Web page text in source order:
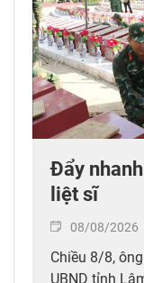
Đẩy
liệt sĩ
08/08/2026
Chiều 8/8,
UBND tỉnh